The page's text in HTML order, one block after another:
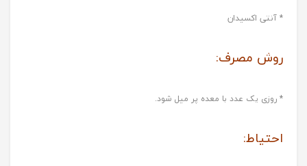
* آنتی اکسیدان
روش مصرف:
* روزی یک عدد با معده پر میل شود.
احتیاط: